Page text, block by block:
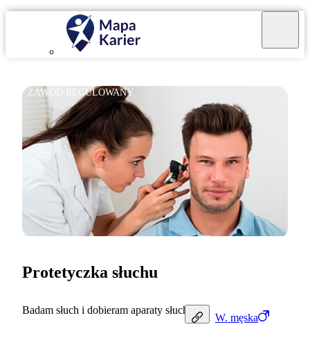
ZAWÓD REGULOWANY
W. męska
Protetyczka słuchu
Badam słuch i dobieram aparaty słuchowe.